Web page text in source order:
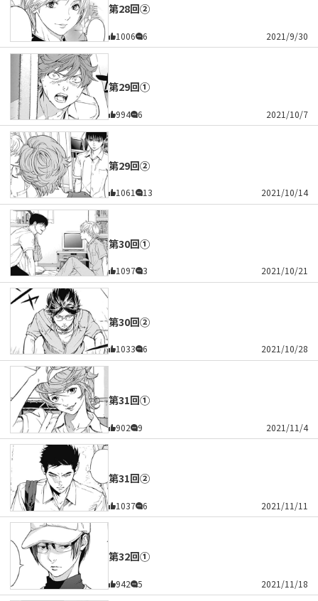
第28回②
1006 6 2021/9/30
第29回①
994 6 2021/10/7
第29回②
1061 13 2021/10/14
第30回①
1097 3 2021/10/21
第30回②
1033 6 2021/10/28
第31回①
902 9 2021/11/4
第31回②
1037 6 2021/11/11
第32回①
942 5 2021/11/18